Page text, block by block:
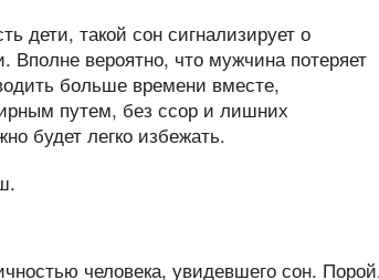
дети, такой сон сигнализирует о
вероятно, что мужчина потеряет
больше времени вместе,
путем, без ссор и лишних
будет легко избежать.
человека, увидевшего сон.